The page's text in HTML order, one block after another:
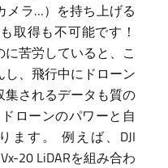
メラ…）を持ち上げる
取得も不可能です！
苦労していると、こ
、飛行中にドローン
されるデータも質の
ローンのパワーと自
ます。 例えば、DJI
20 LiDARを組み合わ